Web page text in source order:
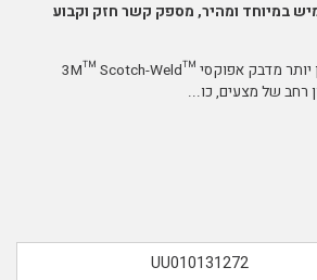
במיוחד ומהיר, מספק קשר חזק וקבוע
אין דבק אפוקסי מבני מגוון יותר מדבק אפוקסי 3M™ Scotch-Weld™
...
UU010131272